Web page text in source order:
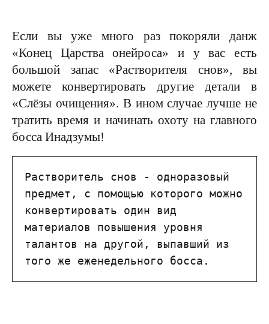
Если вы уже много раз покоряли данж
«Конец Царства онейроса» и у вас есть
большой запас «Растворителя снов», вы
можете конвертировать другие детали в
«Слёзы очищения». В ином случае лучше не
тратить время и начинать охоту на главного
босса Инадзумы!
Растворитель снов - одноразовый
предмет, с помощью которого можно
конвертировать один вид
материалов повышения уровня
талантов на другой, выпавший из
того же еженедельного босса.